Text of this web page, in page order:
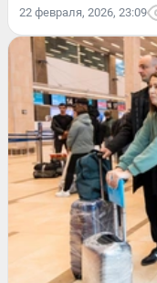
22 февраля, 2026, 23:09